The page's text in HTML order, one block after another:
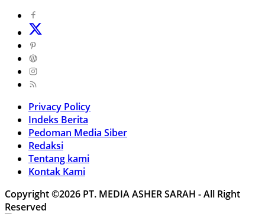
Privacy Policy
Indeks Berita
Pedoman Media Siber
Redaksi
Tentang kami
Kontak Kami
Copyright ©2026 PT. MEDIA ASHER SARAH - All Right
Reserved